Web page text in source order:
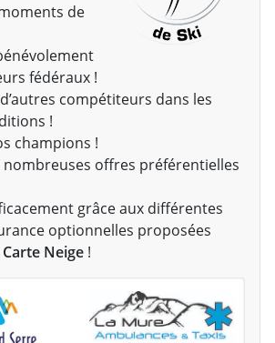
de
fédéraux !
compétiteurs dans les
!
champions !
nombreuses offres préférentielles
grâce aux différentes
optionnelles proposées
Neige !